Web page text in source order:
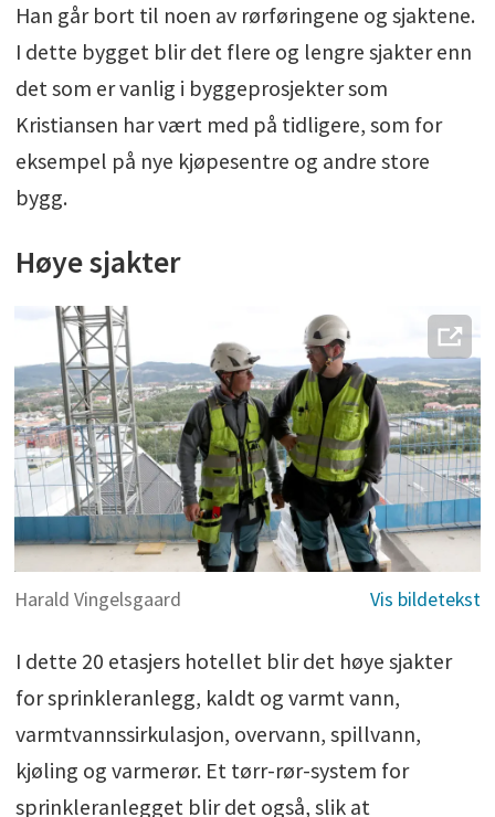
Han går bort til noen av rørføringene og sjaktene.
I dette bygget blir det flere og lengre sjakter enn
det som er vanlig i byggeprosjekter som
Kristiansen har vært med på tidligere, som for
eksempel på nye kjøpesentre og andre store
bygg.
Høye sjakter
Harald Vingelsgaard
I dette 20 etasjers hotellet blir det høye sjakter
for sprinkleranlegg, kaldt og varmt vann,
varmtvannssirkulasjon, overvann, spillvann,
kjøling og varmerør. Et tørr-rør-system for
sprinkleranlegget blir det også, slik at